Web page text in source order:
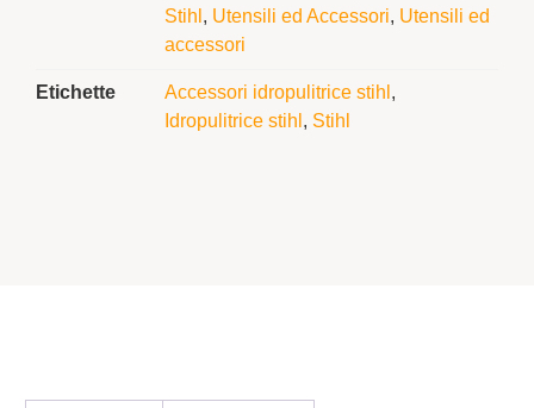
Stihl , Utensili ed Accessori, Utensili ed
accessori
Etichette Accessori idropulitrice stihl ,
Idropulitrice stihl , Stihl